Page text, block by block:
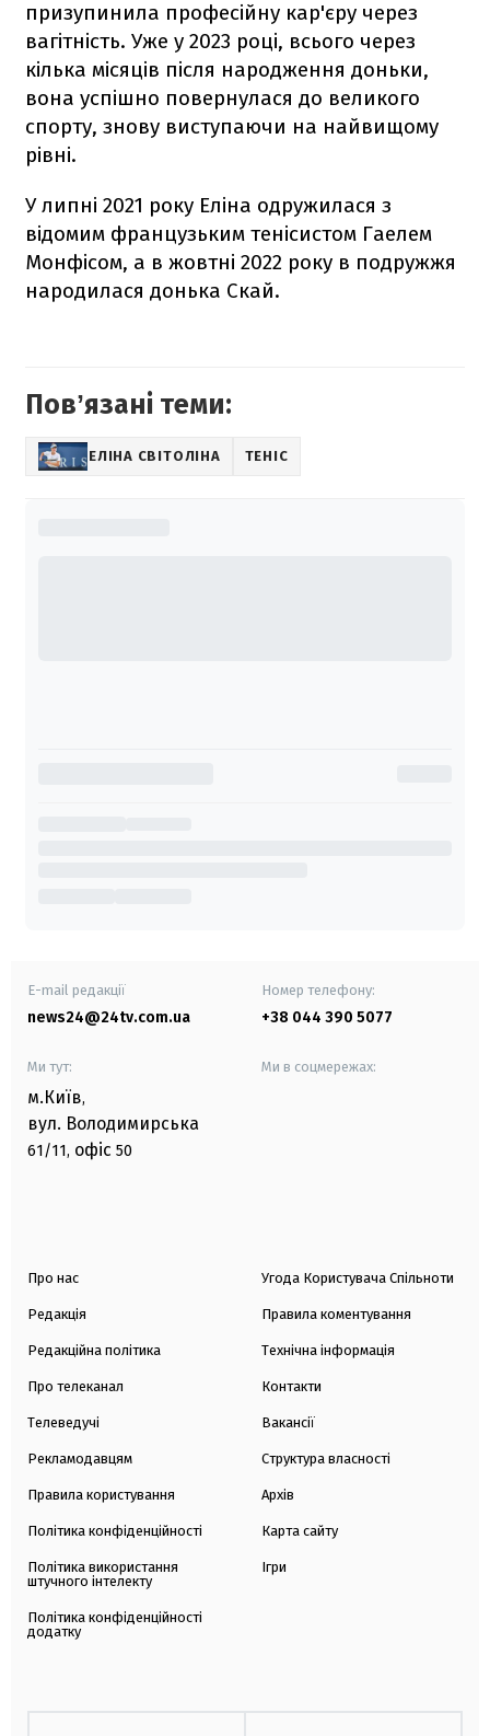
призупинила професійну кар'єру через
вагітність. Уже у 2023 році, всього через
кілька місяців після народження доньки,
вона успішно повернулася до великого
спорту, знову виступаючи на найвищому
рівні.
У липні 2021 року Еліна одружилася з
відомим французьким тенісистом Гаелем
Монфісом, а в жовтні 2022 року в подружжя
народилася донька Скай.
Повʼязані теми:
ЕЛІНА СВІТОЛІНА ТЕНІС
E-mail редакції
news24@24tv.com.ua
Номер телефону:
+38 044 390 5077
Ми тут:
м.Київ,
вул. Володимирська
61/11, офіс 50
Ми в соцмережах:
Про нас
Редакція
Редакційна політика
Про телеканал
Телеведучі
Рекламодавцям
Правила користування
Політика конфіденційності
Політика використання
штучного інтелекту
Політика конфіденційності
додатку
Угода Користувача Спільноти
Правила коментування
Технічна інформація
Контакти
Вакансії
Структура власності
Архів
Карта сайту
Ігри